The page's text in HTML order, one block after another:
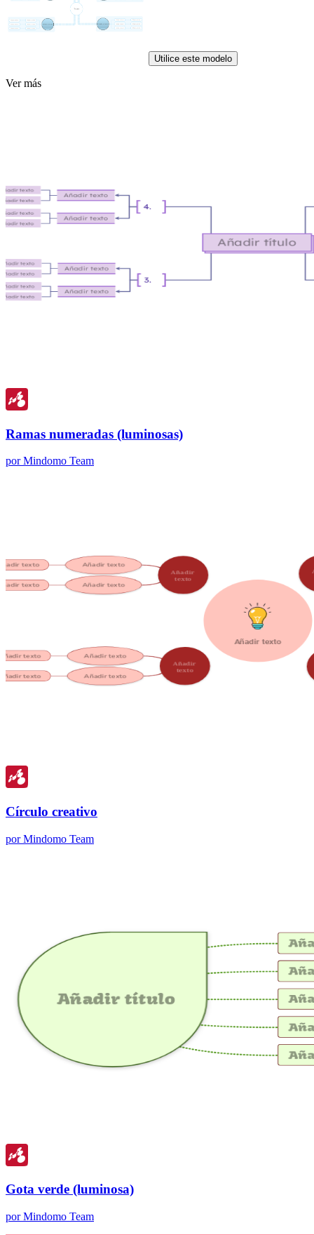
Utilice este modelo
Ver más
Ramas numeradas (luminosas)
por Mindomo Team
Círculo creativo
por Mindomo Team
Gota verde (luminosa)
por Mindomo Team